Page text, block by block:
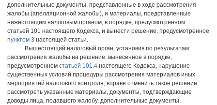
дополнительные документы, представленные в ходе рассмотрения
жалобы (апелляционной жалобы), и материалы, представленные
нижестоящим налоговым органом, в порядке, предусмотренном
статьей 101 настоящего Кодекса, и вынести решение, предусмотренное
пунктом 3 настоящей статьи.
Вышестоящий налоговый орган, установив по результатам
рассмотрения жалобы на решение, вынесенное в порядке,
предусмотренном статьей 101.4 настоящего Кодекса, нарушение
существенных условий процедуры рассмотрения материалов иных
мероприятий налогового контроля, вправе отменить такое решение,
рассмотреть указанные материалы, документы, подтверждающие
доводы лица, подавшего жалобу, дополнительные документы,